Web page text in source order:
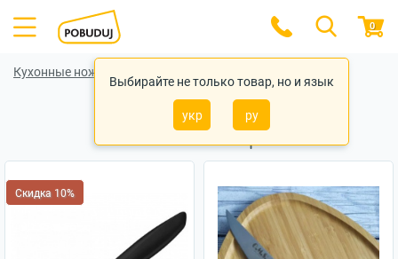
Выбирайте не только товар, но и язык
укр ру
0
Кухонные ножи
Похожие товары
Скидка 10%